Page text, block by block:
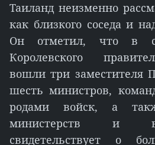
Таиланд неизменно
как близкого соседа и
Он отметил, что в
Королевского
вошли три заместителя
шесть министров,
родами войск, а
министерств и
свидетельствует о